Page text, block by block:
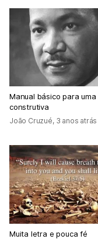
Manual básico para uma
construtiva
João Cruzué, 3 anos atrás
Muita letra e pouca fé